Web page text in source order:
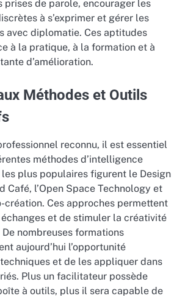
prises de parole, encourager les
à s’exprimer et gérer les
avec diplomatie. Ces aptitudes
à la pratique, à la formation et à
d’amélioration.
Méthodes et Outils
reconnu, il est essentiel
méthodes d’intelligence
plus populaires figurent le Design
Café, l’Open Space Technology et
création. Ces approches permettent
et de stimuler la créativité
nombreuses formations
aujourd’hui l’opportunité
et de les appliquer dans
Plus un facilitateur possède
à outils, plus il sera capable de